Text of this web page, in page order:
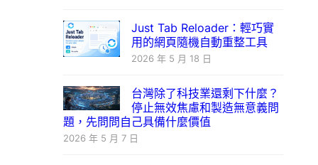
Just Tab Reloader：輕巧實
用的網頁隨機自動重整工具
2026 年 5 月 18 日
台灣除了科技業還剩下什麼？
停止無效焦慮和製造無意義問
題，先問問自己具備什麼價值
2026 年 5 月 7 日